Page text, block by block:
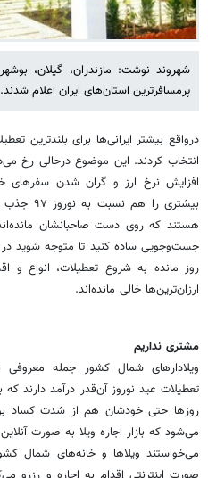
‏پرمسافرترین استان‌های ایران اعلام شدند.
درواقع بیشتر ایرانی‌ها برای بلندترین
انتخاب کردند. این موضوع درحالی رخ
افزایش نرخ ارز و گران شدن سفرهای
بیشتری
هستند که روی دست صاحبانشان
روز مانده به شروع تعطیلات، انواع
‏ارزان‌ترین‌ها خالی مانده‌اند. ‏
مشتری نداریم
ویلادارهای شمال کشور جمله معروفی
تعطیلات عید نوروز آن‌قدر ‏درآمد دارند
روزها حتی خودشان هم از شدت کساد
می‌شود که بازار اجاره ویلا به صورت
می‌خواستند ویلاها و خانه‌های شمال